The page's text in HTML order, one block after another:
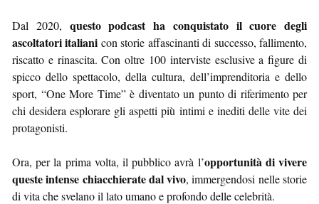
Dal 2020, questo podcast ha conquistato il cuore degli
ascoltatori italiani con storie affascinanti di successo, fallimento,
riscatto e rinascita. Con oltre 100 interviste esclusive a figure di
spicco dello spettacolo, della cultura, dell’imprenditoria e dello
sport, “One More Time” è diventato un punto di riferimento per
chi desidera esplorare gli aspetti più intimi e inediti delle vite dei
protagonisti.
Ora, per la prima volta, il pubblico avrà l’opportunità di vivere
queste intense chiacchierate dal vivo, immergendosi nelle storie
di vita che svelano il lato umano e profondo delle celebrità.